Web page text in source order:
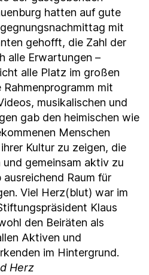
hatten auf gute
mit
gehofft, die Zahl der
alle Erwartungen –
alle Platz im großen
mit
musikalischen und
gab den heimischen wie
Menschen
Kultur zu zeigen, die
gemeinsam aktiv zu
Raum für
Viel Herz(blut) war im
Klaus
den Beiräten als
Aktiven und
im Hintergrund.
Herz